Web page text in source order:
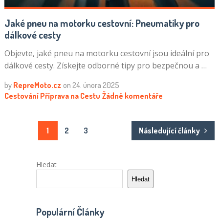
Jaké pneu na motorku cestovní: Pneumatiky pro
dálkové cesty
Objevte, jaké pneu na motorku cestovní jsou ideální pro
dálkové cesty. Získejte odborné tipy pro bezpečnou a …
by RepreMoto.cz on 24. února 2025
Cestování Příprava na Cestu Žádné komentáře
Stránkování
1 2 3 Následující články
Hledat
Hledat
Populární Články